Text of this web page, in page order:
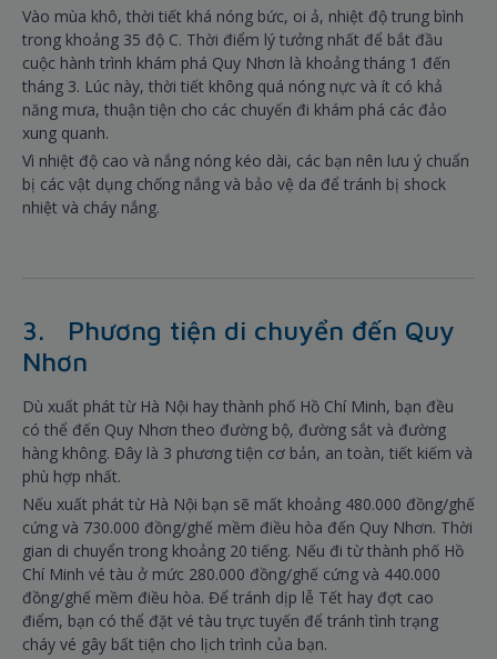
Vào mùa khô, thời tiết khá nóng bức, oi ả, nhiệt độ trung bình
trong khoảng 35 độ C. Thời điểm lý tưởng nhất để bắt đầu
cuộc hành trình khám phá Quy Nhơn là khoảng tháng 1 đến
tháng 3. Lúc này, thời tiết không quá nóng nực và ít có khả
năng mưa, thuận tiện cho các chuyến đi khám phá các đảo
xung quanh.
Vì nhiệt độ cao và nắng nóng kéo dài, các bạn nên lưu ý chuẩn
bị các vật dụng chống nắng và bảo vệ da để tránh bị shock
nhiệt và cháy nắng.
3. Phương tiện di chuyển đến Quy
Nhơn
Dù xuất phát từ Hà Nội hay thành phố Hồ Chí Minh, bạn đều
có thể đến Quy Nhơn theo đường bộ, đường sắt và đường
hàng không. Đây là 3 phương tiện cơ bản, an toàn, tiết kiếm và
phù hợp nhất.
Nếu xuất phát từ Hà Nội bạn sẽ mất khoảng 480.000 đồng/ghế
cứng và 730.000 đồng/ghế mềm điều hòa đến Quy Nhơn. Thời
gian di chuyển trong khoảng 20 tiếng. Nếu đi từ thành phố Hồ
Chí Minh vé tàu ở mức 280.000 đồng/ghế cứng và 440.000
đồng/ghế mềm điều hòa. Để tránh dịp lễ Tết hay đợt cao
điểm, bạn có thể đặt vé tàu trực tuyến để tránh tình trạng
cháy vé gây bất tiện cho lịch trình của bạn.